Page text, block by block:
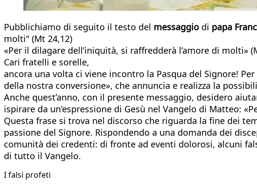
Pubblichiamo di seguito il testo del messaggio di papa
molti" (Mt 24,12)
«Per il dilagare dell’iniquità, si raffredderà l’amore di molti»
Cari fratelli e sorelle,
ancora una volta ci viene incontro la Pasqua del Signore!
della nostra conversione», che annuncia e realizza la
Anche quest’anno, con il presente messaggio, desidero
ispirare da un’espressione di Gesù nel Vangelo di Matteo:
Questa frase si trova nel discorso che riguarda la fine dei
passione del Signore. Rispondendo a una domanda dei
comunità dei credenti: di fronte ad eventi dolorosi, alcuni
di tutto il Vangelo.
I falsi profeti